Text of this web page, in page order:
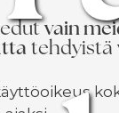
edutvain
tehdyistä